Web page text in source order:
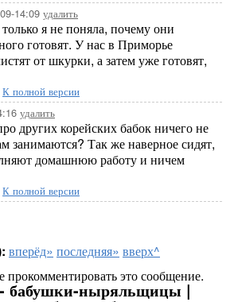
14:09 удалить
я не поняла, почему они
готовят. У нас в Приморье
от шкурки, а затем уже готовят,
К полной версии
удалить
других корейских бабок ничего не
занимаются? Так же наверное сидят,
домашнюю работу и ничем
К полной версии
вперёд» последняя» вверх^
это сообщение.
бабушки-ныряльщицы |